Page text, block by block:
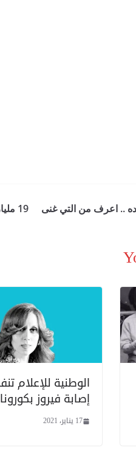
.. اعرف من التي غنى
19
الوطنية للإعلام
إصابة فيروز بكورونا
17 يناير، 2021